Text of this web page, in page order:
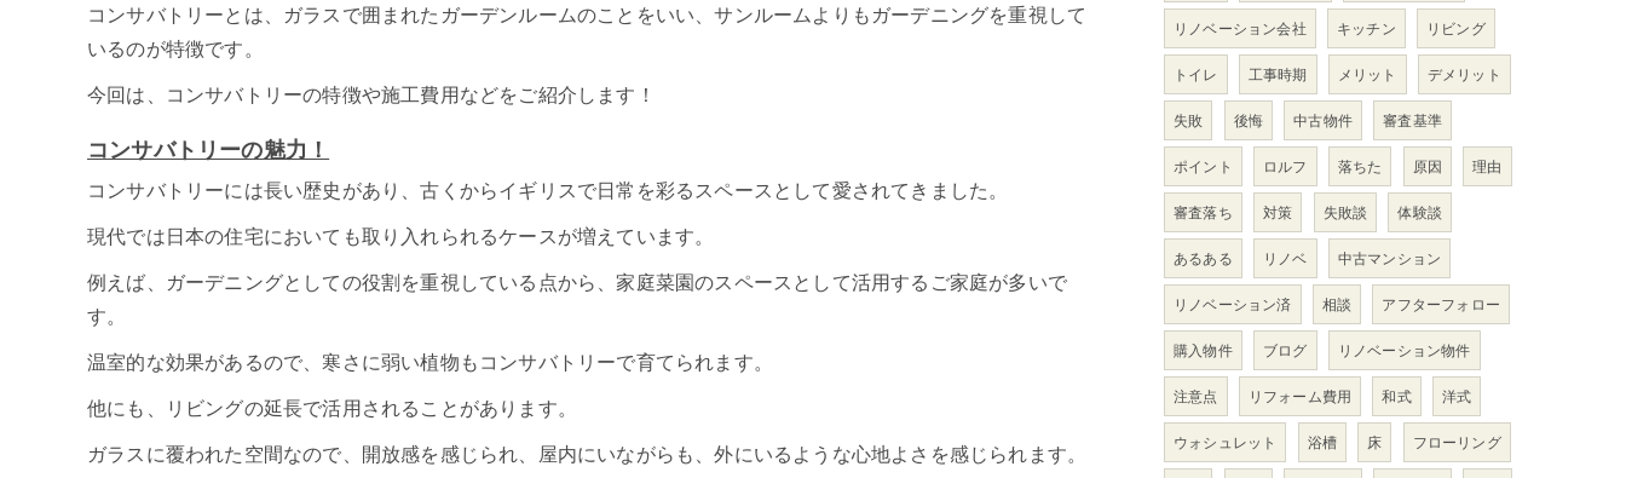
コンサバトリーとは、ガラスで囲まれたガーデンルームのことをいい、サンルームよりもガーデニングを重視して
いるのが特徴です。
今回は、コンサバトリーの特徴や施工費用などをご紹介します！
コンサバトリーの魅力！
コンサバトリーには長い歴史があり、古くからイギリスで日常を彩るスペースとして愛されてきました。
現代では日本の住宅においても取り入れられるケースが増えています。
例えば、ガーデニングとしての役割を重視している点から、家庭菜園のスペースとして活用するご家庭が多いで
す。
温室的な効果があるので、寒さに弱い植物もコンサバトリーで育てられます。
他にも、リビングの延長で活用されることがあります。
ガラスに覆われた空間なので、開放感を感じられ、屋内にいながらも、外にいるような心地よさを感じられます。
リノベーション会社 キッチン リビング
トイレ 工事時期 メリット デメリット
失敗 後悔 中古物件 審査基準
ポイント ロルフ 落ちた 原因 理由
審査落ち 対策 失敗談 体験談
あるある リノベ 中古マンション
リノベーション済 相談 アフターフォロー
購入物件 ブログ リノベーション物件
注意点 リフォーム費用 和式 洋式
ウォシュレット 浴槽 床 フローリング